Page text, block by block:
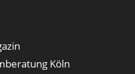
Köln